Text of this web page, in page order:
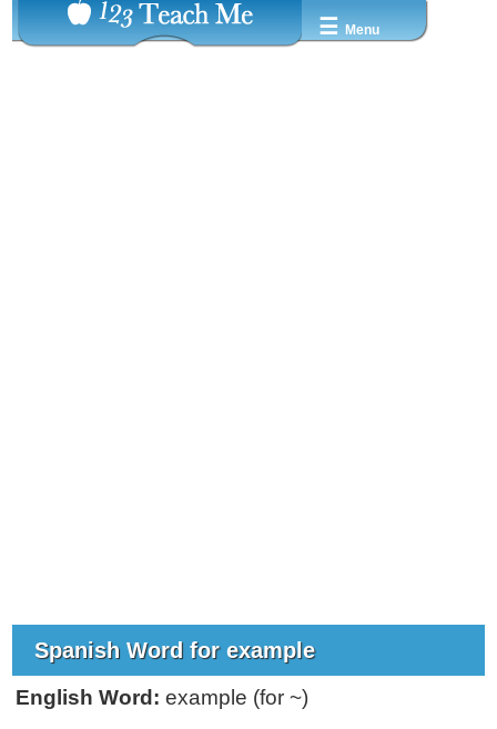
☰ Menu
Spanish Word for example
English Word: example (for ~)